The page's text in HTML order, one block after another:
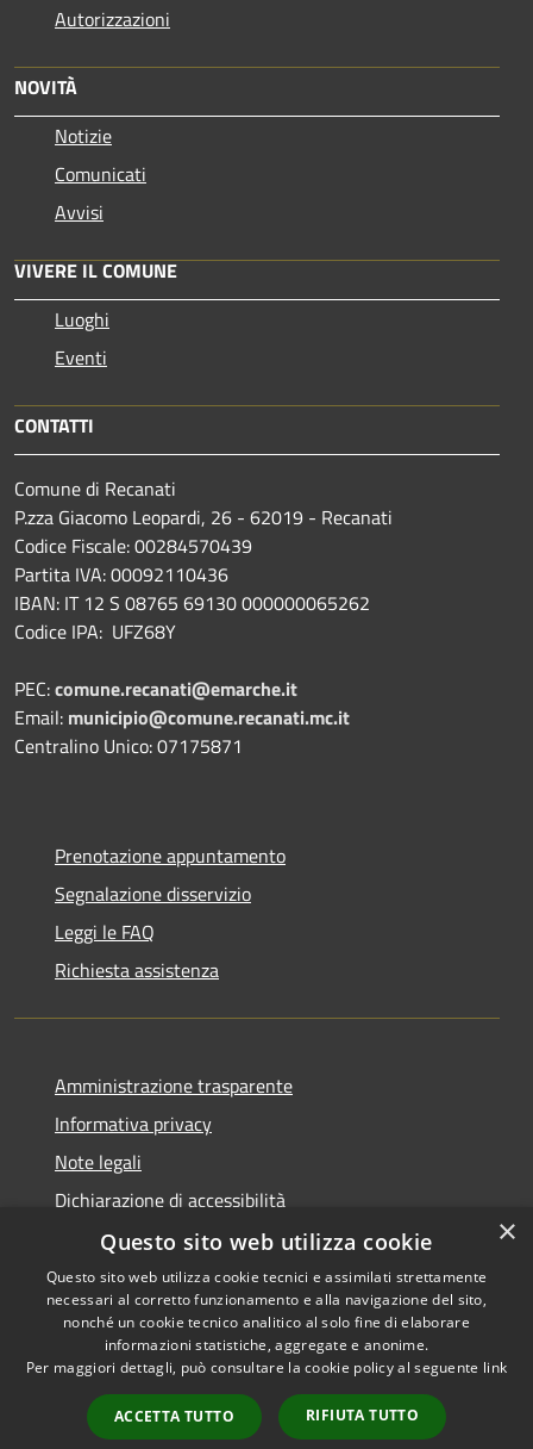
Autorizzazioni
NOVITÀ
Notizie
Comunicati
Avvisi
VIVERE IL COMUNE
Luoghi
Eventi
CONTATTI
Comune di Recanati
P.zza Giacomo Leopardi, 26 - 62019 - Recanati
Codice Fiscale: 00284570439
Partita IVA: 00092110436
IBAN: IT 12 S 08765 69130 000000065262
Codice IPA: UFZ68Y
PEC:comune.recanati@emarche.it
Email: municipio@comune.recanati.mc.it
Centralino Unico: 07175871
Prenotazione appuntamento
Segnalazione disservizio
Leggi le FAQ
Richiesta assistenza
Amministrazione trasparente
Informativa privacy
Note legali
Dichiarazione di accessibilità
Accessibilità
Privacy
Mappa del sito
Copyright © 2026 • Comune di
Recanati • Powered by
Municipium•Accesso
redazione
×
Questo sito web utilizza cookie
Questo sito web utilizza cookie tecnici e assimilati strettamente
necessari al corretto funzionamento e alla navigazione del sito,
nonché un cookie tecnico analitico al solo fine di elaborare
informazioni statistiche, aggregate e anonime.
Per maggiori dettagli, può consultare la cookie policy al seguente link
ACCETTA TUTTO RIFIUTA TUTTO